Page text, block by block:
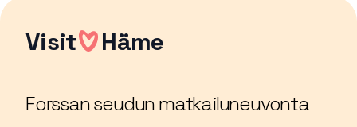
Visit Häme
Forssan seudun matkailuneuvonta